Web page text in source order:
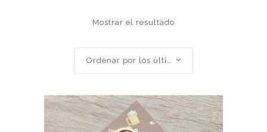
Mostrar el resultado
Ordenar por los últimos